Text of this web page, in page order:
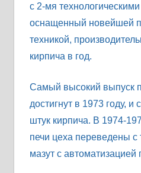
с 2-мя
оснащенный новейшей
техникой,
кирпича в год.
Самый высокий выпуск
достигнут в 1973 году, и
штук кирпича. В 1974-
печи цеха переведены с
мазут с автоматизацией